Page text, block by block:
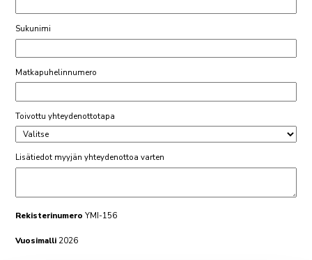
Sukunimi
Matkapuhelinnumero
Toivottu yhteydenottotapa
Lisätiedot myyjän yhteydenottoa varten
RekisterinumeroYMI-156
Vuosimalli 2026